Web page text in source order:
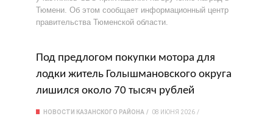
Тюмени. Об этом сообщает информационный центр
правительства Тюменской области.
Под предлогом покупки мотора для
лодки житель Голышмановского округа
лишился около 70 тысяч рублей
НОВОСТИ КАЗАНСКОГО РАЙОНА
08 ИЮНЯ 2026